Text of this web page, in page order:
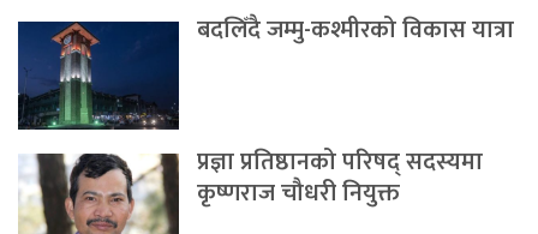
बदलिँदै जम्मु-कश्मीरको विकास यात्रा
प्रज्ञा प्रतिष्ठानको परिषद् सदस्यमा
कृष्णराज चौधरी नियुक्त